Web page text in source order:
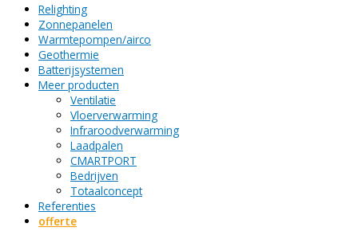
Relighting
Zonnepanelen
Warmtepompen/airco
Geothermie
Batterijsystemen
Meer producten
Ventilatie
Vloerverwarming
Infraroodverwarming
Laadpalen
CMARTPORT
Bedrijven
Totaalconcept
Referenties
offerte